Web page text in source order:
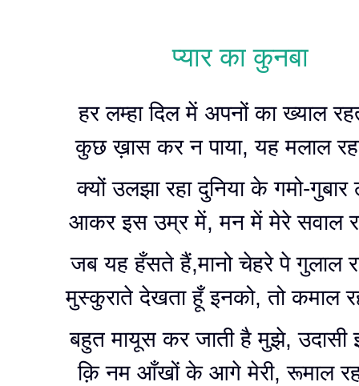
प्यार का कुनबा
हर लम्हा दिल में अपनों का ख्याल
कुछ ख़ास कर न पाया, यह मलाल
क्यों उलझा रहा दुनिया के गमो-
आकर इस उम्र में, मन में मेरे सवाल
जब यह हँसते हैं,मानो चेहरे पे गुलाल
मुस्कुराते देखता हूँ इनको, तो कमाल
बहुत मायूस कर जाती है मुझे, उदासी
क़ि नम आँखों के आगे मेरी, रूमाल